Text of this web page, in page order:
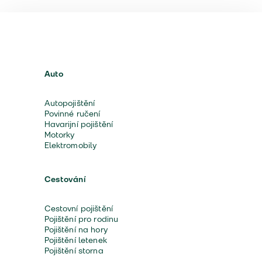
Auto
Autopojištění
Povinné ručení
Havarijní pojištění
Motorky
Elektromobily
Cestování
Cestovní pojištění
Pojištění pro rodinu
Pojištění na hory
Pojištění letenek
Pojištění storna